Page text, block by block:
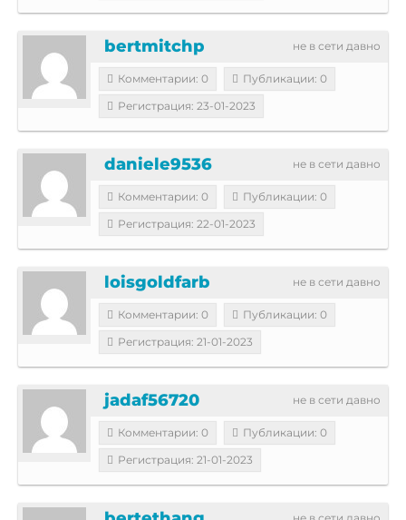
не в сети давно
bertmitchp
Комментарии: 0
Публикации: 0
Регистрация: 23-01-2023
не в сети давно
daniele9536
Комментарии: 0
Публикации: 0
Регистрация: 22-01-2023
не в сети давно
loisgoldfarb
Комментарии: 0
Публикации: 0
Регистрация: 21-01-2023
не в сети давно
jadaf56720
Комментарии: 0
Публикации: 0
Регистрация: 21-01-2023